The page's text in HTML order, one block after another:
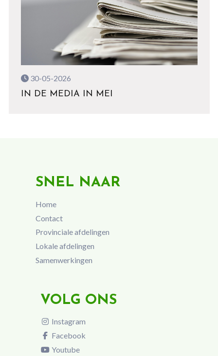
30-05-2026
IN DE MEDIA IN MEI
SNEL NAAR
Home
Contact
Provinciale afdelingen
Lokale afdelingen
Samenwerkingen
VOLG ONS
Instagram
Facebook
Youtube